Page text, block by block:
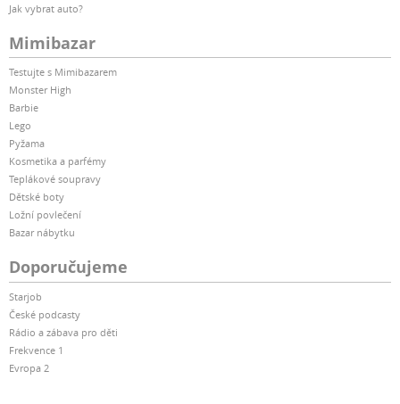
Jak vybrat auto?
Mimibazar
Testujte s Mimibazarem
Monster High
Barbie
Lego
Pyžama
Kosmetika a parfémy
Teplákové soupravy
Dětské boty
Ložní povlečení
Bazar nábytku
Doporučujeme
Starjob
České podcasty
Rádio a zábava pro děti
Frekvence 1
Evropa 2